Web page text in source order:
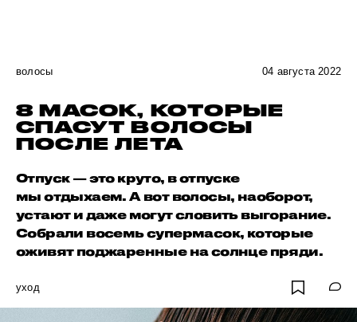
волосы 04 августа 2022
8 МАСОК, КОТОРЫЕ
СПАСУТ ВОЛОСЫ
ПОСЛЕ ЛЕТА
Отпуск — это круто, в отпуске
мы отдыхаем. А вот волосы, наоборот,
устают и даже могут словить выгорание.
Собрали восемь супермасок, которые
оживят поджаренные на солнце пряди.
уход